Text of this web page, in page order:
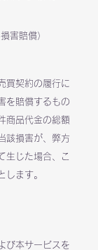
害賠償）
買契約の履行に
を賠償するもの
商品代金の総額
該損害が、弊方
生じた場合、こ
します。
び本サービスを